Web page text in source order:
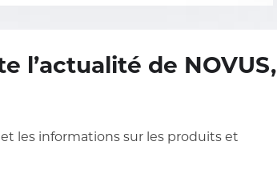
l’actualité de NOVUS,
les informations sur les produits et